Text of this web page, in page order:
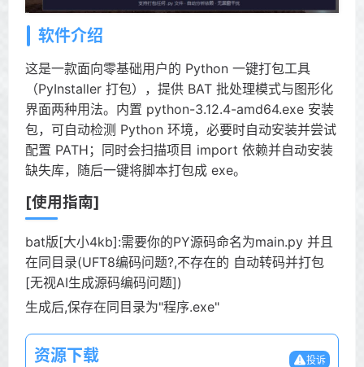
软件介绍
这是一款面向零基础用户的 Python 一键打包工具
（PyInstaller 打包），提供 BAT 批处理模式与图形化
界面两种用法。内置 python-3.12.4-amd64.exe 安装
包，可自动检测 Python 环境，必要时自动安装并尝试
配置 PATH；同时会扫描项目 import 依赖并自动安装
缺失库，随后一键将脚本打包成 exe。
[使用指南]
bat版[大小4kb]:需要你的PY源码命名为main.py 并且
在同目录(UFT8编码问题?,不存在的 自动转码并打包
[无视AI生成源码编码问题])
生成后,保存在同目录为"程序.exe"
资源下载 投诉